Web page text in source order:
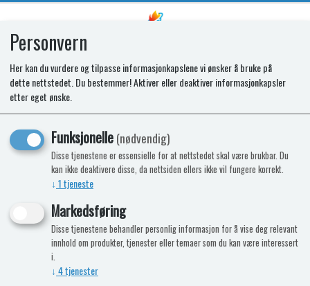
Kabel 12V for CP+
Personvern
Her kan du vurdere og tilpasse informasjonkapslene vi ønsker å bruke på
dette nettstedet. Du bestemmer! Aktiver eller deaktiver informasjonkapsler
etter eget ønske.
Funksjonelle(nødvendig)
Disse tjenestene er essensielle for at nettstedet skal være brukbar. Du
kan ikke deaktivere disse, da nettsiden ellers ikke vil fungere korrekt.
↓ 1tjeneste
Markedsføring
Disse tjenestene behandler personlig informasjon for å vise deg relevant
innhold om produkter, tjenester eller temaer som du kan være interessert
i.
↓ 4tjenester